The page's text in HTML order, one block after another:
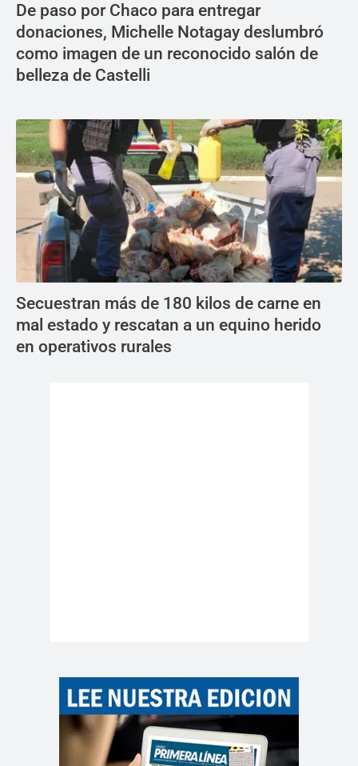
De paso por Chaco para entregar
donaciones, Michelle Notagay deslumbró
como imagen de un reconocido salón de
belleza de Castelli
Secuestran más de 180 kilos de carne en
mal estado y rescatan a un equino herido
en operativos rurales